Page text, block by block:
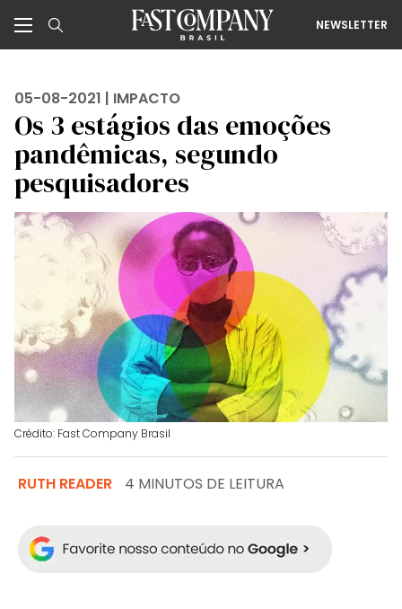
NEWSLETTER
05-08-2021 | IMPACTO
Os 3 estágios das emoções
pandêmicas, segundo
pesquisadores
Crédito: Fast Company Brasil
RUTH READER 4 MINUTOS DE LEITURA